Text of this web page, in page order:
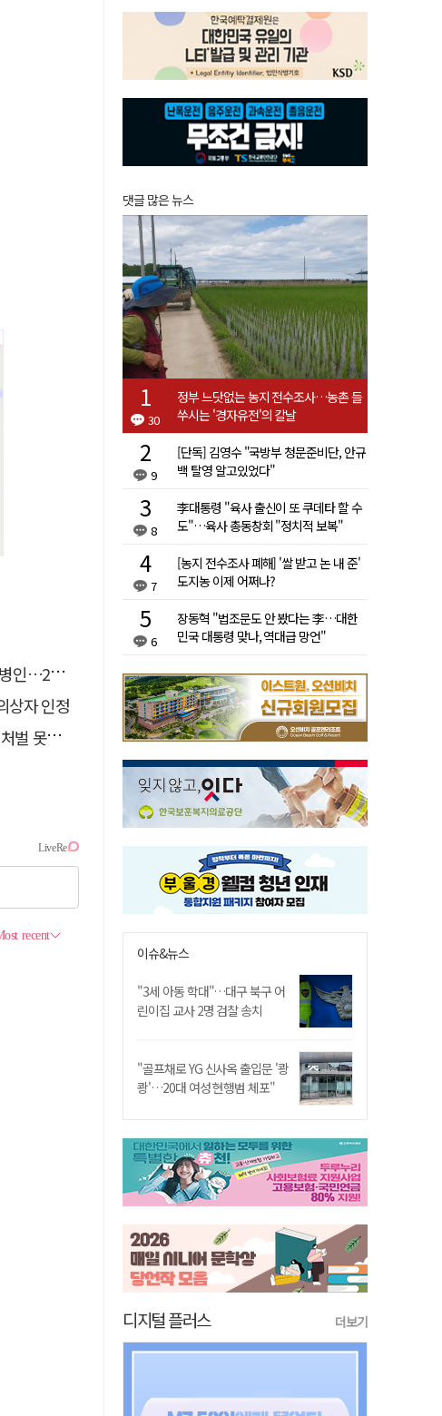
행유예
상자 인정
망에 글
댓글 많은 뉴스
30
정부 느닷없는 농지 전수조사…농촌 들
쑤시는 '경자유전'의 칼날
9
[단독] 김영수 "국방부 청문준비단, 안규
백 탈영 알고있었다"
8
李대통령 "육사 출신이 또 쿠데타 할 수
도"…육사 총동창회 "정치적 보복"
7
[농지 전수조사 폐해] '쌀 받고 논 내 준'
도지농 이제 어쩌나?
6
장동혁 "법조문도 안 봤다는 李…대한
민국 대통령 맞나, 역대급 망언"
이슈&뉴스
"3세 아동 학대"…대구 북구 어
린이집 교사 2명 검찰 송치
"골프채로 YG 신사옥 출입문 '쾅
쾅'…20대 여성 현행범 체포"
디지털 플러스 더보기